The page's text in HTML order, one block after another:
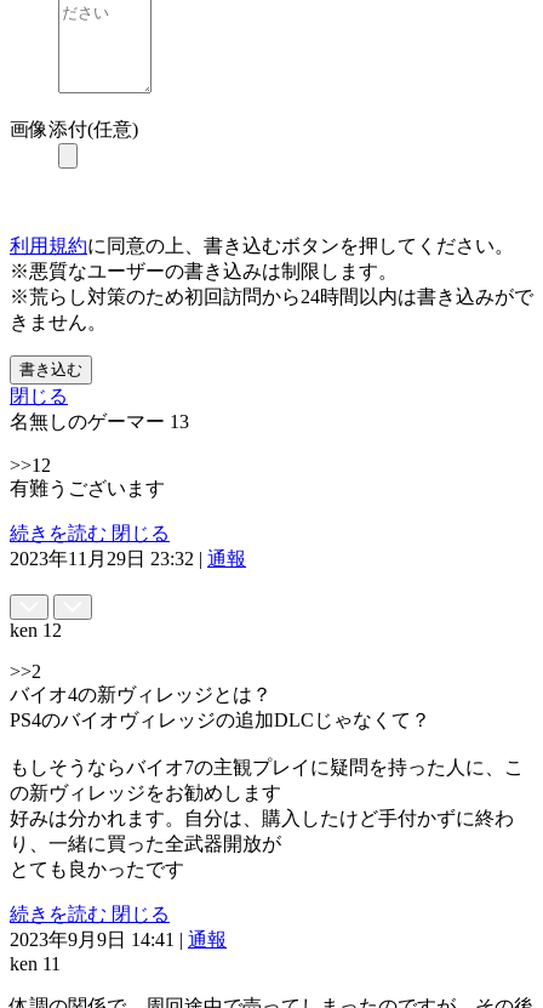
画像添付(任意)
利用規約に同意の上、書き込むボタンを押してください。
※悪質なユーザーの書き込みは制限します。
※荒らし対策のため初回訪問から24時間以内は書き込みがで
きません。
書き込む
閉じる
名無しのゲーマー 13
>>12
有難うございます
続きを読む 閉じる
2023年11月29日 23:32 | 通報
ken 12
>>2
バイオ4の新ヴィレッジとは？
PS4のバイオヴィレッジの追加DLCじゃなくて？
もしそうならバイオ7の主観プレイに疑問を持った人に、こ
の新ヴィレッジをお勧めします
好みは分かれます。自分は、購入したけど手付かずに終わ
り、一緒に買った全武器開放が
とても良かったです
続きを読む 閉じる
2023年9月9日 14:41 | 通報
ken 11